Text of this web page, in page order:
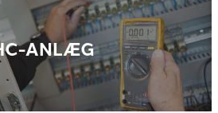
ANLÆG